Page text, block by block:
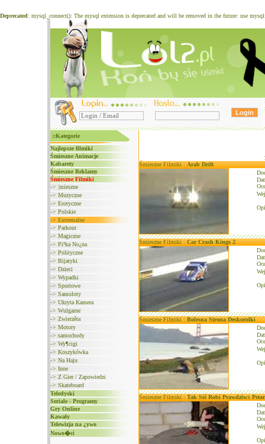
Deprecated: mysql_connect(): The mysql extension is deprecated and will be removed in the future: use
::Kategorie
Najlepsze filmiki
Śmieszne Animacje
Kabarety
Śmieszne Reklamy
Śmieszne Filmiki
-> ¦mieszne
-> Muzyczne
-> Erotyczne
-> Polskie
-> Extremalne
-> Parkour
-> Magiczne
-> Pi³ka No¿na
-> Polityczne
-> Bijatyki
-> Dzieci
-> Wypadki
-> Sportowe
-> Samoloty
-> Ukryta Kamera
-> Wulgarne
-> Zwierzêta
-> Motory
-> samochody
-> Wy¶cigi
-> Koszykówka
-> Na Haju
-> Inne
-> Z Gier / Zapowiedzi
-> Skateboard
Teledyski
Seriale - Programy
Gry Online
Kawały
Telewizja na ¿ywo
Nowo�ci
Śmieszne Filmiki :Arab Drift
Śmieszne Filmiki :Car Crash Kings 2
Śmieszne Filmiki :Bolesna Strona Deskorolki
Śmieszne Filmiki :Tak Siê Robi Prawdziw±